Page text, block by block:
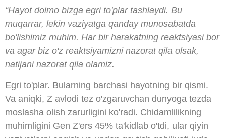
“Hayot doimo bizga egri to'plar tashlaydi. Bu
muqarrar, lekin vaziyatga qanday munosabatda
bo'lishimiz muhim. Har bir harakatning reaktsiyasi bor
va agar biz o'z reaktsiyamizni nazorat qila olsak,
natijani nazorat qila olamiz.
Egri to'plar. Bularning barchasi hayotning bir qismi.
Va aniqki, Z avlodi tez o'zgaruvchan dunyoga tezda
moslasha olish zarurligini ko'radi. Chidamlilikning
muhimligini Gen Z'ers 45% ta'kidlab o'tdi, ular qiyin